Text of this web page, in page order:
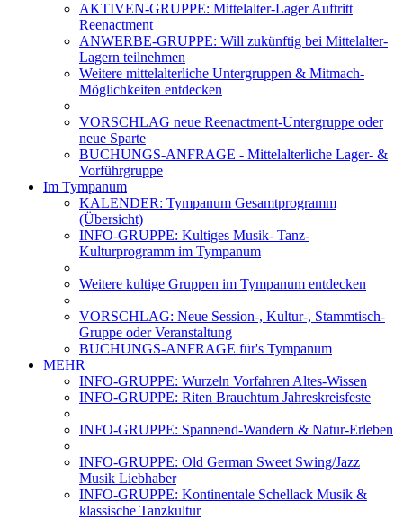
AKTIVEN-GRUPPE: Mittelalter-Lager Auftritt
Reenactment
ANWERBE-GRUPPE: Will zukünftig bei Mittelalter-
Lagern teilnehmen
Weitere mittelalterliche Untergruppen & Mitmach-
Möglichkeiten entdecken
VORSCHLAG neue Reenactment-Untergruppe oder
neue Sparte
BUCHUNGS-ANFRAGE - Mittelalterliche Lager- &
Vorführgruppe
Im Tympanum
KALENDER: Tympanum Gesamtprogramm
(Übersicht)
INFO-GRUPPE: Kultiges Musik- Tanz-
Kulturprogramm im Tympanum
Weitere kultige Gruppen im Tympanum entdecken
VORSCHLAG: Neue Session-, Kultur-, Stammtisch-
Gruppe oder Veranstaltung
BUCHUNGS-ANFRAGE für's Tympanum
MEHR
INFO-GRUPPE: Wurzeln Vorfahren Altes-Wissen
INFO-GRUPPE: Riten Brauchtum Jahreskreisfeste
INFO-GRUPPE: Spannend-Wandern & Natur-Erleben
INFO-GRUPPE: Old German Sweet Swing/Jazz
Musik Liebhaber
INFO-GRUPPE: Kontinentale Schellack Musik &
klassische Tanzkultur